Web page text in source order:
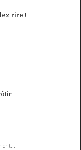
rire !